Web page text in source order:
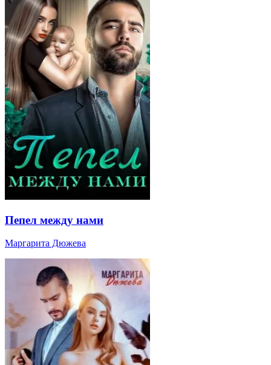
Пепел между нами
Маргарита Дюжева